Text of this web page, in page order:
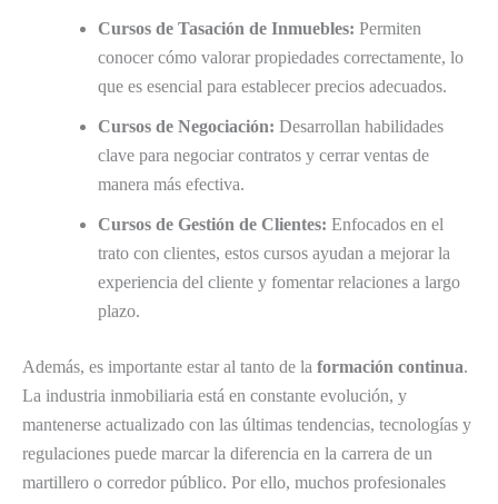
Cursos de Tasación de Inmuebles: Permiten
conocer cómo valorar propiedades correctamente, lo
que es esencial para establecer precios adecuados.
Cursos de Negociación: Desarrollan habilidades
clave para negociar contratos y cerrar ventas de
manera más efectiva.
Cursos de Gestión de Clientes: Enfocados en el
trato con clientes, estos cursos ayudan a mejorar la
experiencia del cliente y fomentar relaciones a largo
plazo.
Además, es importante estar al tanto de la formación continua.
La industria inmobiliaria está en constante evolución, y
mantenerse actualizado con las últimas tendencias, tecnologías y
regulaciones puede marcar la diferencia en la carrera de un
martillero o corredor público. Por ello, muchos profesionales